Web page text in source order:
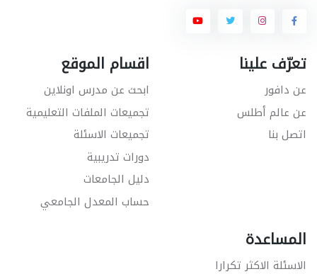
تعرّف علينا
عن دافور
عن عالم أطلس
اتصل بنا
اقسام الموقع
ابحث عن مدرس اونلاين
تجميعات الملفات التعليمية
تجميعات الاسئلة
دورات تدريبية
دليل الجامعات
حساب المعدل الجامعي
المساعدة
الاسئلة الاكثر تكرارا